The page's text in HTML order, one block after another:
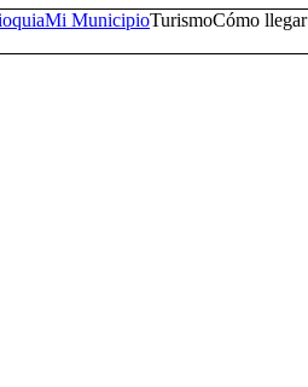
Mi MunicipioTurismoCómo llegar